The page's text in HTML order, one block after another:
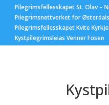
Pilegrimsfellesskapet St. Olav –
Pilegrimsnettverket for
Pilegrimsfellesskapet Kvite
Kystpilegrimsleias Venner Fosen